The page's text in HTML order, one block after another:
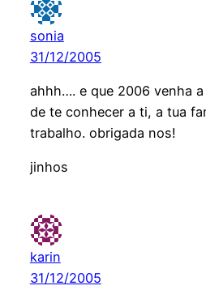
sonia
31/12/2005
ahhh…. e que 2006 venha
de te conhecer a ti, a tua
trabalho. obrigada nos!
jinhos
karin
31/12/2005